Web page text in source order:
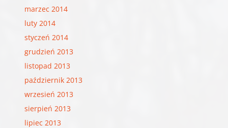
marzec 2014
luty 2014
styczeń 2014
grudzień 2013
listopad 2013
październik 2013
wrzesień 2013
sierpień 2013
lipiec 2013